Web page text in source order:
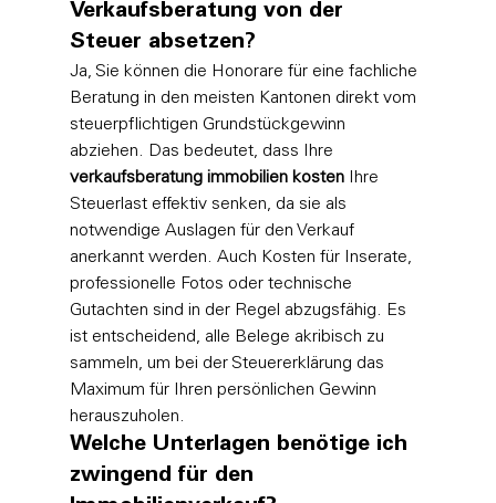
Verkaufsberatung von der
Steuer absetzen?
Ja, Sie können die Honorare für eine fachliche
Beratung in den meisten Kantonen direkt vom
steuerpflichtigen Grundstückgewinn
abziehen. Das bedeutet, dass Ihre
verkaufsberatung immobilien kosten Ihre
Steuerlast effektiv senken, da sie als
notwendige Auslagen für den Verkauf
anerkannt werden. Auch Kosten für Inserate,
professionelle Fotos oder technische
Gutachten sind in der Regel abzugsfähig. Es
ist entscheidend, alle Belege akribisch zu
sammeln, um bei der Steuererklärung das
Maximum für Ihren persönlichen Gewinn
herauszuholen.
Welche Unterlagen benötige ich
zwingend für den